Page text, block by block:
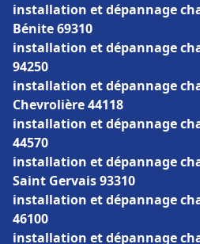
installation et dépannage
Bénite 69310
installation et dépannage
94250
installation et dépannage
Chevrolière 44118
installation et dépannage
44570
installation et dépannage
Saint Gervais 93310
installation et dépannage
46100
installation et dépannage